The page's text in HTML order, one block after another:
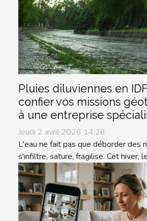
Pluies diluviennes en
confier vos missions
à une entreprise
Jeudi 2 avril 2026 14:26
L'eau ne fait pas que déborder des
s'infiltre, sature, fragilise. Cet hiver,